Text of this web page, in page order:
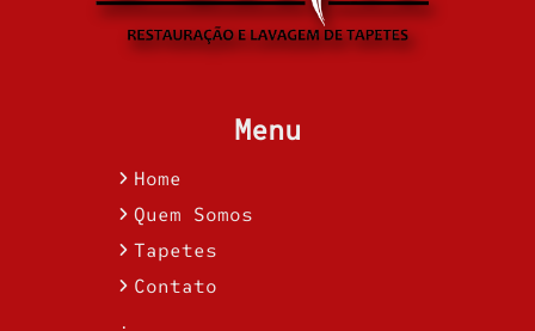
Menu
Home
Quem Somos
Tapetes
Contato
.